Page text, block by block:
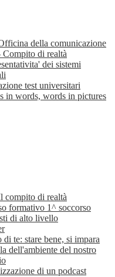
della comunicazione
Compito di realtà
dei sistemi
test universitari
in words, words in pictures
compito di realtà
formativo 1^ soccorso
di alto livello
te: stare bene, si impara
dell'ambiente del nostro
di un podcast